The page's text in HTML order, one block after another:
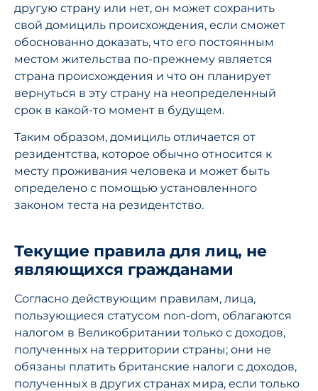
другую страну или нет, он может сохранить
свой домициль происхождения, если сможет
обоснованно доказать, что его постоянным
местом жительства по-прежнему является
страна происхождения и что он планирует
вернуться в эту страну на неопределенный
срок в какой-то момент в будущем.
Таким образом, домициль отличается от
резидентства, которое обычно относится к
месту проживания человека и может быть
определено с помощью установленного
законом теста на резидентство.
Текущие правила для лиц, не
являющихся гражданами
Согласно действующим правилам, лица,
пользующиеся статусом non-dom, облагаются
налогом в Великобритании только с доходов,
полученных на территории страны; они не
обязаны платить британские налоги с доходов,
полученных в других странах мира, если только